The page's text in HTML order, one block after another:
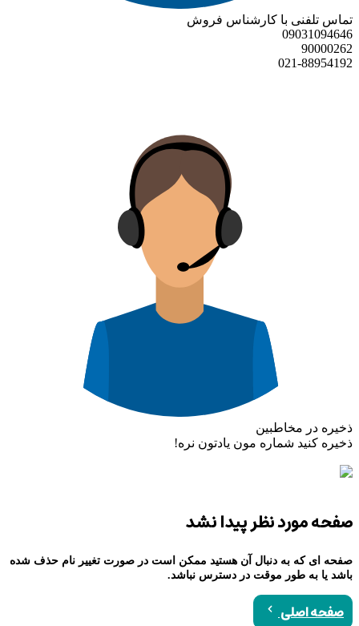
تماس تلفنی با کارشناس فروش
09031094646
90000262
021-88954192
ذخیره در مخاطبین
ذخیره کنید شماره مون یادتون نره!
صفحه مورد نظر پیدا نشد
صفحه ای که به دنبال آن هستید ممکن است در صورت تغییر نام حذف شده
باشد یا به طور موقت در دسترس نباشد.
صفحه اصلی